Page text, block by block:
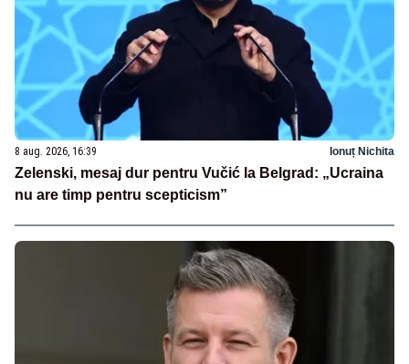
8 aug. 2026, 16:39 Ionuț Nichita
Zelenski, mesaj dur pentru Vučić la Belgrad: „Ucraina
nu are timp pentru scepticism”